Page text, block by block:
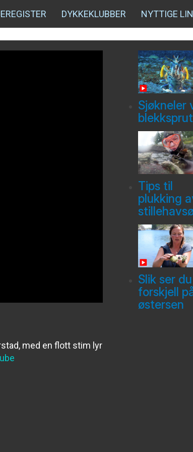
DYKKEKLUBBER NYTTIGE
med en flott stim lyr
Sjøkneler
blekksprut
Tips til
plukking
Slik ser du
forskjell
østersen